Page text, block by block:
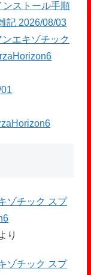
ンストール手順
記 2026/08/03
エキゾチック
ゾチック スプ
り
ゾチック スプ